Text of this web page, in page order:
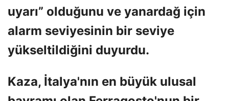
uyarı” olduğunu ve yanardağ için
alarm seviyesinin bir seviye
yükseltildiğini duyurdu.
Kaza, İtalya'nın en büyük ulusal